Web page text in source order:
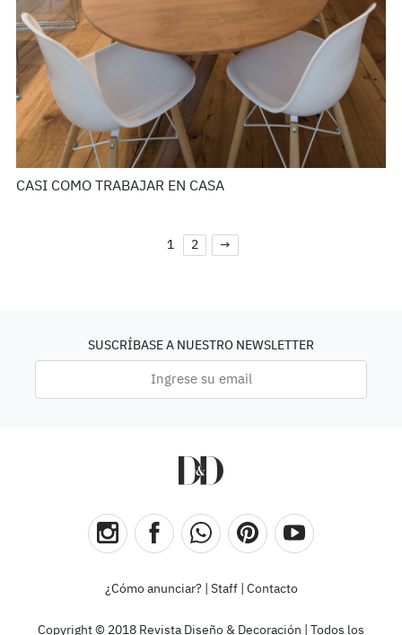
CASI COMO TRABAJAR EN CASA
1 2 →
SUSCRÍBASE A NUESTRO NEWSLETTER
¿Cómo anunciar? Staff| Contacto
Copyright © 2018 Revista Diseño & Decoración | Todos los